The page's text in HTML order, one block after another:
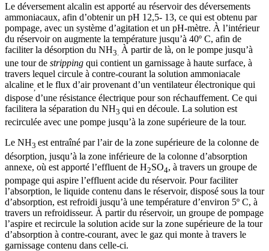
Le déversement alcalin est apporté au réservoir des déversements
ammoniacaux, afin d’obtenir un pH 12,5- 13, ce qui est obtenu par
pompage, avec un système d’agitation et un pH-mètre. À l’intérieur
du réservoir on augmente la température jusqu’à 40º C, afin de
faciliter la désorption du NH3. À partir de là, on le pompe jusqu’à
une tour de stripping qui contient un garnissage à haute surface, à
travers lequel circule à contre-courant la solution ammoniacale
alcaline, et le flux d’air provenant d’un ventilateur électronique qui
dispose d’une résistance électrique pour son réchauffement. Ce qui
facilitera la séparation du NH3 qui en découle. La solution est
recirculée avec une pompe jusqu’à la zone supérieure de la tour.
Le NH3 est entraîné par l’air de la zone supérieure de la colonne de
désorption, jusqu’à la zone inférieure de la colonne d’absorption
annexe, où est apporté l’effluent de H2SO4, à travers un groupe de
pompage qui aspire l’effluent acide du réservoir. Pour faciliter
l’absorption, le liquide contenu dans le réservoir, disposé sous la tour
d’absorption, est refroidi jusqu’à une température d’environ 5º C, à
travers un refroidisseur. À partir du réservoir, un groupe de pompage
l’aspire et recircule la solution acide sur la zone supérieure de la tour
d’absorption à contre-courant, avec le gaz qui monte à travers le
garnissage contenu dans celle-ci.